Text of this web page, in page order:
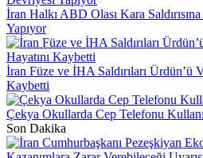
İran Halkı ABD Olası Kara
Yapıyor
İran Füze ve İHA Saldırıları Ürdün’ü
Kaybetti
Çekya Okullarda Cep Telefonu
Son Dakika